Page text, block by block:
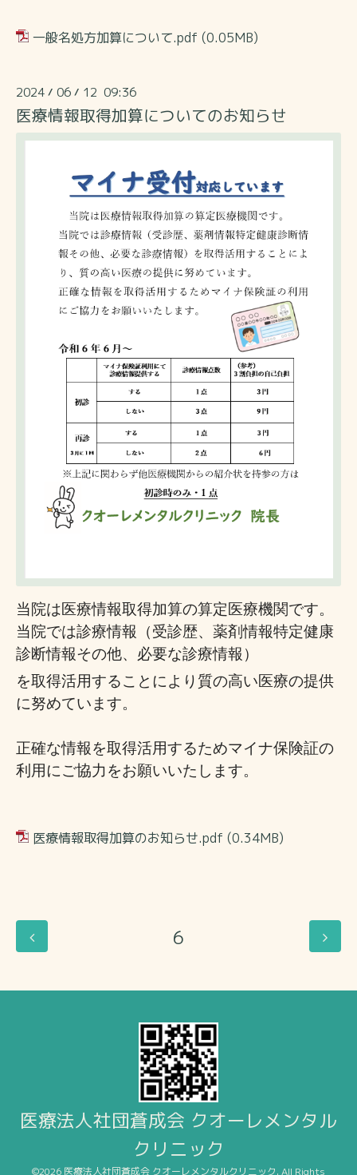
一般名処方加算について.pdf (0.05MB)
2024 / 06 / 12 09:36
医療情報取得加算についてのお知らせ
当院は医療情報取得加算の算定医療機関です。
当院では診療情報（受診歴、薬剤情報特定健康
診断情報その他、必要な診療情報）
を取得活用することにより 質の高い医療の提供
に努めています。
正確な情報を取得活用するためマイナ保険証の
利用にご協力をお願いいたします。
医療情報取得加算のお知らせ.pdf (0.34MB)
6
医療法人社団蒼成会 クオーレメンタル
クリニック
©2026 医療法人社団蒼成会 クオーレメンタルクリニック. All Rights